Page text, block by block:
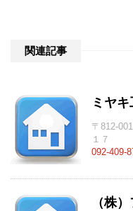
関連記事
ミヤキ
〒812-
１７
092-409-
（株